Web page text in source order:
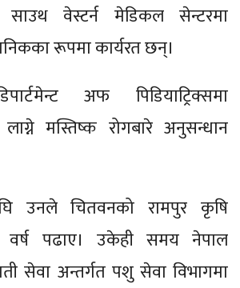
वेस्टर्न मेडिकल सेन्टरमा
रूपमा कार्यरत छन्।
अफ पिडियाट्रिक्समा
मस्तिष्क रोगबारे अनुसन्धान
उनले चितवनको रामपुर कृषि
वर्ष पढाए। उकेही समय नेपाल
सेवा अन्तर्गत पशु सेवा विभागमा